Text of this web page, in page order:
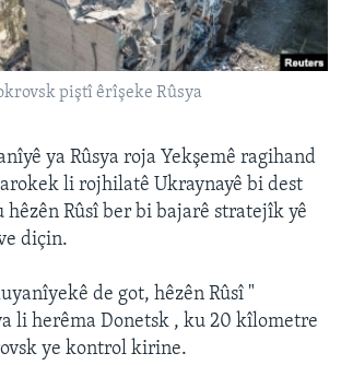
piştî êrîşeke Rûsya
ya Rûsya roja Yekşemê ragihand
li rojhilatê Ukraynayê bi dest
Rûsî ber bi bajarê stratejîk yê
diçin.
de got, hêzên Rûsî "
li herêma Donetsk , ku 20 kîlometre
ye kontrol kirine.